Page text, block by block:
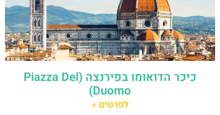
כיכר הדואומו בפירנצה (Piazza Del
Duomo)
לפרטים »